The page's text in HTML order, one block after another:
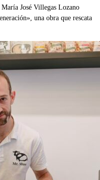
José Villegas Lozano
una obra que rescata